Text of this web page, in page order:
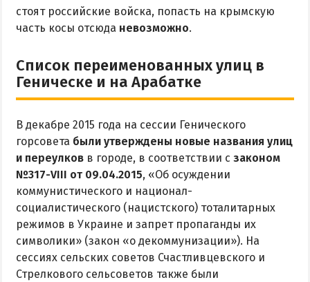
Аквапарк
Дельфинарий
Виндсерфинг
ЭКСКУРСИИ И МАРШРУТЫ
Аскания-Нова
Остров Бирючий
ПРОЕЗД
По Геническу и на косу
стоят российские войска, попасть на крымскую
часть косы отсюда невозможно.
Список переименованных улиц в
Геническе и на Арабатке
В декабре 2015 года на сессии Генического
горсовета были утверждены новые названия улиц
и переулков в городе, в соответствии с законом
№317-VIII от 09.04.2015, «Об осуждении
коммунистического и национал-
социалистического (нацистского) тоталитарных
режимов в Украине и запрет пропаганды их
символики» (закон «о декоммунизации»). На
сессиях сельских советов Счастливцевского и
Стрелкового сельсоветов также были